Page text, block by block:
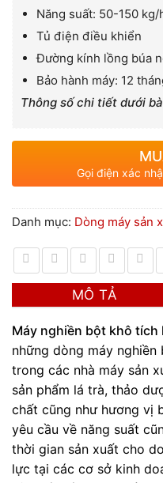
Năng suất: 50-150 kg/
Tủ điện điều khiển
Đường kính lồng búa
Bảo hành máy: 12
Thông số chi tiết dưới
Gọi điện xác
Danh mục: Dòng máy sản
MÔ TẢ
Máy nghiền bột khô tích
những dòng máy
trong các nhà máy sản
sản phẩm lá trà, thảo
chất cũng như hương vị
yêu cầu về năng suất
thời gian sản xuất cho
lực tại các cơ sở kinh